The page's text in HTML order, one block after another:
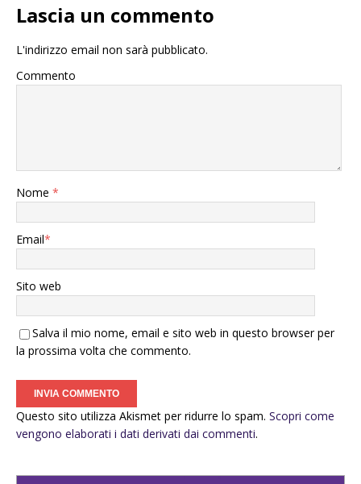
Lascia un commento
L'indirizzo email non sarà pubblicato.
Commento
Nome *
Email*
Sito web
Salva il mio nome, email e sito web in questo browser per
la prossima volta che commento.
Questo sito utilizza Akismet per ridurre lo spam. Scopri come
vengono elaborati i dati derivati dai commenti.